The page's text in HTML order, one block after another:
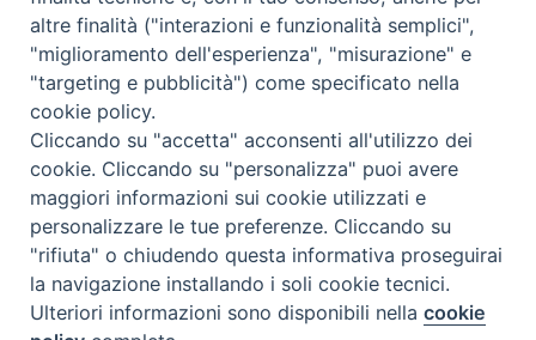
Accompagnare il campione con la scheda di segnalazione caso
(Link alla Circolare)e la relativa modulistica
Per l'Emilia-Romagna :
Per la Lombardia :Link al Mod.Accompagnamento
08/08/2026 PER LA REGIONE LOMBARDIA:
DR. PAVONI ENRICO tel. 3391639372
08/08/2026 PER LA REGIONE EMILIA ROMAGNA:
altre finalità ("interazioni e funzionalità semplici",
"miglioramento dell'esperienza", "misurazione" e
"targeting e pubblicità") come specificato nella
cookie policy.
Cliccando su "accetta" acconsenti all'utilizzo dei
cookie. Cliccando su "personalizza" puoi avere
maggiori informazioni sui cookie utilizzati e
personalizzare le tue preferenze. Cliccando su
"rifiuta" o chiudendo questa informativa proseguirai
la navigazione installando i soli cookie tecnici.
Ulteriori informazioni sono disponibili nellacookie